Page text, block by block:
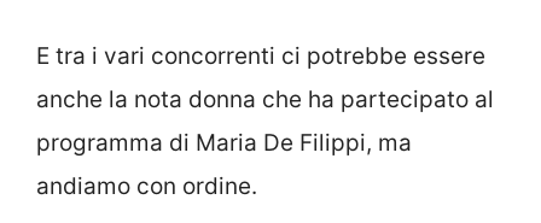
E tra i vari concorrenti ci potrebbe essere
anche la nota donna che ha partecipato al
programma di Maria De Filippi, ma
andiamo con ordine.